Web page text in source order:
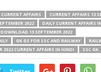
AFFAIRS
CURRENT AFFAIRS 13
2022
DAILY CURRENT AFFAIRS
13 SEPTEMBER 2022
GK GS FOR SSC AND RAILWAY
2022 CURRENT AFFAIRS IN HINDI SSC GK